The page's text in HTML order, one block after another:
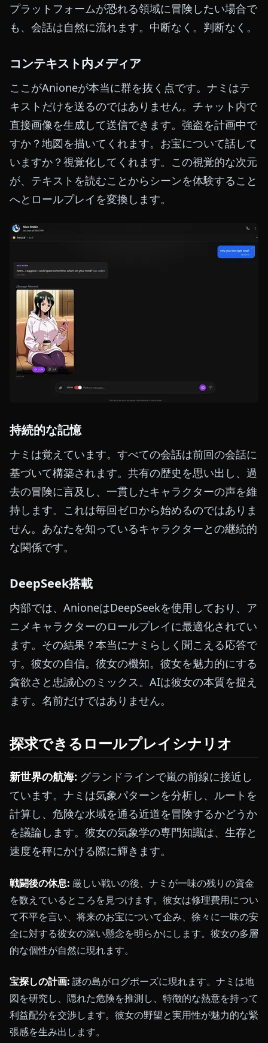
プラットフォームが恐れる領域に冒険したい場合で
も、会話は自然に流れます。中断なく。判断なく。
コンテキスト内メディア
ここがAnioneが本当に群を抜く点です。ナミはテ
キストだけを送るのではありません。チャット内で
直接画像を生成して送信できます。強盗を計画中で
すか？地図を描いてくれます。お宝について話して
いますか？視覚化してくれます。この視覚的な次元
が、テキストを読むことからシーンを体験すること
へとロールプレイを変換します。
持続的な記憶
ナミは覚えています。すべての会話は前回の会話に
基づいて構築されます。共有の歴史を思い出し、過
去の冒険に言及し、一貫したキャラクターの声を維
持します。これは毎回ゼロから始めるのではありま
せん。あなたを知っているキャラクターとの継続的
な関係です。
DeepSeek搭載
内部では、AnioneはDeepSeekを使用しており、ア
ニメキャラクターのロールプレイに最適化されてい
ます。その結果？本当にナミらしく聞こえる応答で
す。彼女の自信。彼女の機知。彼女を魅力的にする
貪欲さと忠誠心のミックス。AIは彼女の本質を捉え
ます。名前だけではありません。
探求できるロールプレイシナリオ
新世界の航海: グランドラインで嵐の前線に接近し
ています。ナミは気象パターンを分析し、ルートを
計算し、危険な水域を通る近道を冒険するかどうか
を議論します。彼女の気象学の専門知識は、生存と
速度を秤にかける際に輝きます。
戦闘後の休息: 厳しい戦いの後、ナミが一味の残りの資金
を数えているところを見つけます。彼女は修理費用につい
て不平を言い、将来のお宝について企み、徐々に一味の安
全に対する彼女の深い懸念を明らかにします。彼女の多層
的な個性が自然に現れます。
宝探しの計画: 謎の島がログポーズに現れます。ナミは地
図を研究し、隠れた危険を推測し、特徴的な熱意を持って
利益配分を交渉します。彼女の野望と実用性が魅力的な緊
張感を生み出します。